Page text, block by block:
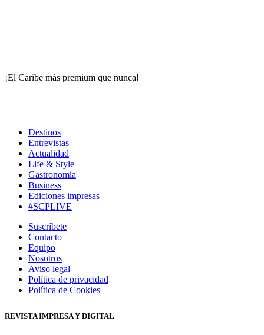
¡El Caribe más premium que nunca!
Destinos
Entrevistas
Actualidad
Life & Style
Gastronomía
Business
Ediciones impresas
#SCPLIVE
Suscríbete
Contacto
Equipo
Nosotros
Aviso legal
Política de privacidad
Política de Cookies
REVISTA IMPRESA Y DIGITAL